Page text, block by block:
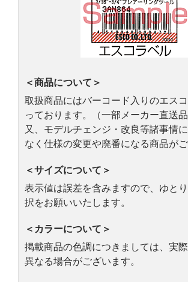
＜商品について＞
取扱商品にはバーコード入りのエス
っております。（一部メーカー直送品
又、モデルチェンジ・改良等諸事情
なく仕様の変更や廃番になる商品がご
＜サイズについて＞
表示値は誤差を含みますので、ゆと
択をお願いいたします。
＜カラーについて＞
掲載商品の色調につきましては、実
異なる場合がございます。